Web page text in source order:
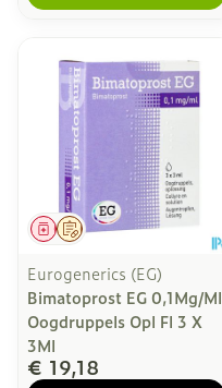
Op voorschrift
Geneesmiddel
Eurogenerics (EG)
Bimatoprost EG 0,1Mg/Ml
Oogdruppels Opl Fl 3 X
3Ml
€ 19,18